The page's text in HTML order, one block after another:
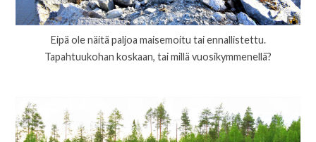
Eipä ole näitä paljoa maisemoitu tai ennallistettu.
Tapahtuukohan koskaan, tai millä vuosikymmenellä?